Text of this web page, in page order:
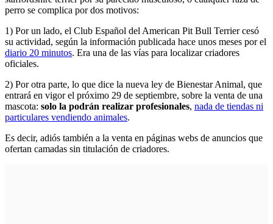
perro se complica por dos motivos:
1) Por un lado, el Club Español del American Pit Bull Terrier cesó
su actividad, según la información publicada hace unos meses por el
diario 20 minutos. Era una de las vías para localizar criadores
oficiales.
2) Por otra parte, lo que dice la nueva ley de Bienestar Animal, que
entrará en vigor el próximo 29 de septiembre, sobre la venta de una
mascota: solo la podrán realizar profesionales, nada de tiendas ni
particulares vendiendo animales.
Es decir, adiós también a la venta en páginas webs de anuncios que
ofertan camadas sin titulación de criadores.